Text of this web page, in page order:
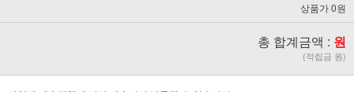
상품가 0원
총 합계금액 : 원
(적립금 원)